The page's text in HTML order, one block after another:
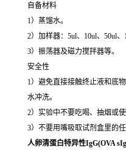
自备材料
1）蒸馏水。
2）加样器：5ul、10ul、50ul、
3）振荡器及磁力搅拌器等。
安全性
1）避免直接接触终止液和底
水冲洗。
2）实验中不要吃喝、抽烟或使
3）不要用嘴吸取试剂盒里的任
人卵清蛋白特异性IgG(OVA